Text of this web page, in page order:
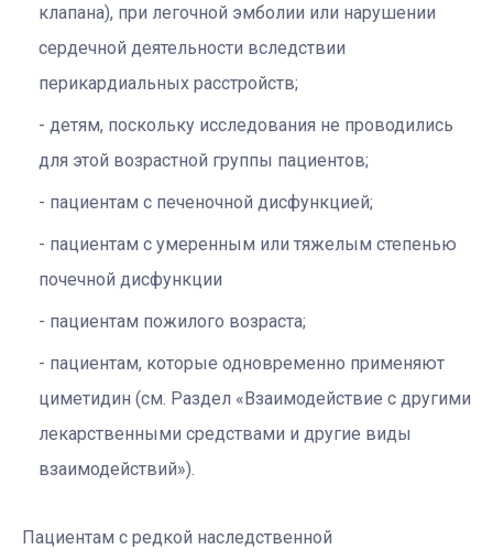
клапана), при легочной эмболии или нарушении
сердечной деятельности вследствии
перикардиальных расстройств;
детям, поскольку исследования не проводились
для этой возрастной группы пациентов;
пациентам с печеночной дисфункцией;
пациентам с умеренным или тяжелым степенью
почечной дисфункции
пациентам пожилого возраста;
пациентам, которые одновременно применяют
циметидин (см. Раздел «Взаимодействие с другими
лекарственными средствами и другие виды
взаимодействий»).
Пациентам с редкой наследственной